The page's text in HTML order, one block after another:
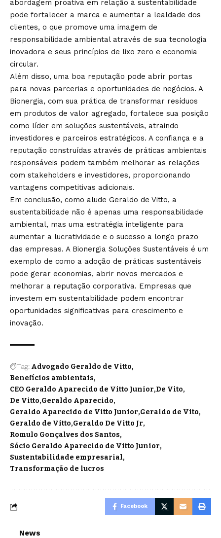
abordagem proativa em relação à sustentabilidade
pode fortalecer a marca e aumentar a lealdade dos
clientes, o que promove uma imagem de
responsabilidade ambiental através de sua tecnologia
inovadora e seus princípios de lixo zero e economia
circular.
Além disso, uma boa reputação pode abrir portas
para novas parcerias e oportunidades de negócios. A
Bionergia, com sua prática de transformar resíduos
em produtos de valor agregado, fortalece sua posição
como líder em soluções sustentáveis, atraindo
investidores e parceiros estratégicos. A confiança e a
reputação construídas através de práticas ambientais
responsáveis podem também melhorar as relações
com stakeholders e investidores, proporcionando
vantagens competitivas adicionais.
Em conclusão, como alude Geraldo de Vitto, a
sustentabilidade não é apenas uma responsabilidade
ambiental, mas uma estratégia inteligente para
aumentar a lucratividade e o sucesso a longo prazo
das empresas. A Bionergia Soluções Sustentáveis é um
exemplo de como a adoção de práticas sustentáveis
pode gerar economias, abrir novos mercados e
melhorar a reputação corporativa. Empresas que
investem em sustentabilidade podem encontrar
oportunidades significativas para crescimento e
inovação.
Tag: Advogado Geraldo de Vitto
Benefícios ambientais
CEO Geraldo Aparecido de Vitto Junior De Vito
De Vitto Geraldo Aparecido
Geraldo Aparecido de Vitto Junior Geraldo de Vito
Geraldo de Vitto Geraldo De Vitto Jr
Romulo Gonçalves dos Santos
Sócio Geraldo Aparecido de Vitto Junior
Sustentabilidade empresarial
Transformação de lucros
Facebook
News